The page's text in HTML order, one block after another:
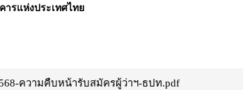
ารแห่งประเทศไทย
ความคืบหน้ารับสมัครผู้ว่าฯ-ธปท.pdf